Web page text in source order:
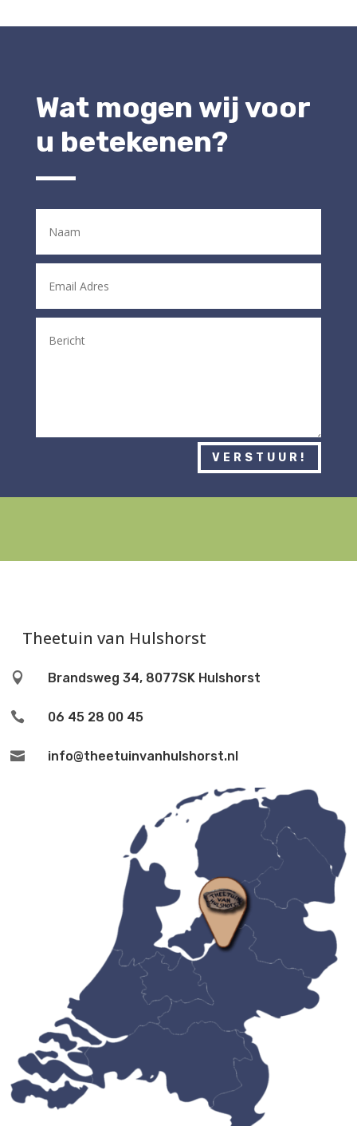
Wat mogen wij voor
u betekenen?
VERSTUUR!
Theetuin van Hulshorst
 Brandsweg 34, 8077SK Hulshorst
 06 45 28 00 45
 info@theetuinvanhulshorst.nl